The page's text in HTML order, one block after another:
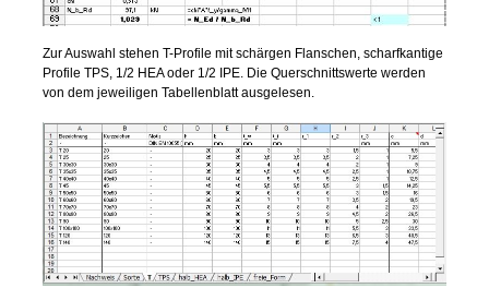
Zur Auswahl stehen T-Profile mit schärgen Flanschen, scharfkantige
Profile TPS, 1/2 HEA oder 1/2 IPE. Die Querschnittswerte werden
von dem jeweiligen Tabellenblatt ausgelesen.